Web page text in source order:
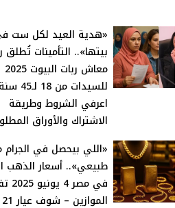
«هدية العيد لكل ست
بيتها».. التأمينات تُطلق
معاش ربات البيوت 2025
للسيدات من
اعرفي الشروط وطريقة
الاشتراك والأوراق
«اللي بيحصل في
طبيعي».. أسعار الذهب
في